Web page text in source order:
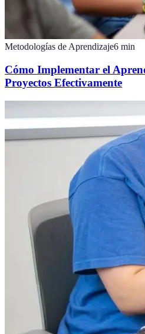
Metodologías de Aprendizaje6 min
Cómo Implementar el
Proyectos Efectivamente